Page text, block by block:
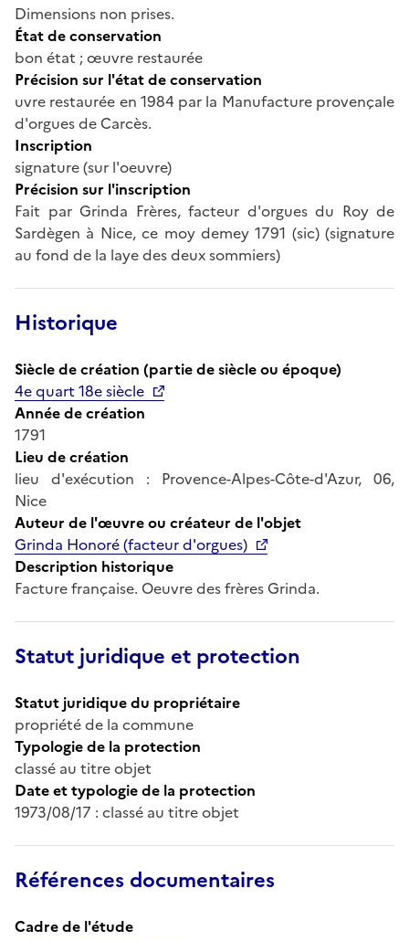
Dimensions non prises.
État de conservation
bon état ; œuvre restaurée
Précision sur l'état de conservation
uvre restaurée en 1984 par la Manufacture provençale
d'orgues de Carcès.
Inscription
signature (sur l'oeuvre)
Précision sur l'inscription
Fait par Grinda Frères, facteur d'orgues du Roy de
Sardègen à Nice, ce moy demey 1791 (sic) (signature
au fond de la laye des deux sommiers)
Historique
Siècle de création (partie de siècle ou époque)
4e quart 18e siècle
Année de création
1791
Lieu de création
lieu d'exécution : Provence-Alpes-Côte-d'Azur, 06,
Nice
Auteur de l'œuvre ou créateur de l'objet
Grinda Honoré (facteur d'orgues)
Description historique
Facture française. Oeuvre des frères Grinda.
Statut juridique et protection
Statut juridique du propriétaire
propriété de la commune
Typologie de la protection
classé au titre objet
Date et typologie de la protection
1973/08/17 : classé au titre objet
Références documentaires
Cadre de l'étude